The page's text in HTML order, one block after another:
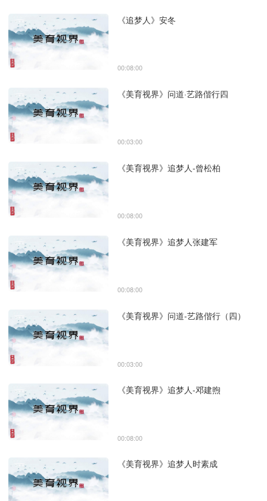
《追梦人》安冬
00:08:00
《美育视界》问道·艺路偕行四
00:03:00
《美育视界》追梦人-曾松柏
00:08:00
《美育视界》追梦人张建军
00:08:00
《美育视界》问道-艺路偕行（四）
00:03:00
《美育视界》追梦人-邓建煦
00:08:00
《美育视界》追梦人时素成